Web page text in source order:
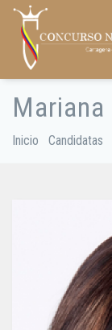
Pasar
contenido
principal
Sobrescribir
enlaces
de
Inicio Candidatas